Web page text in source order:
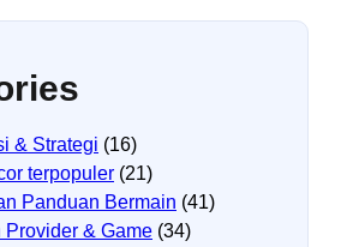
& Strategi (16)
terpopuler (21)
Panduan Bermain (41)
Provider & Game (34)